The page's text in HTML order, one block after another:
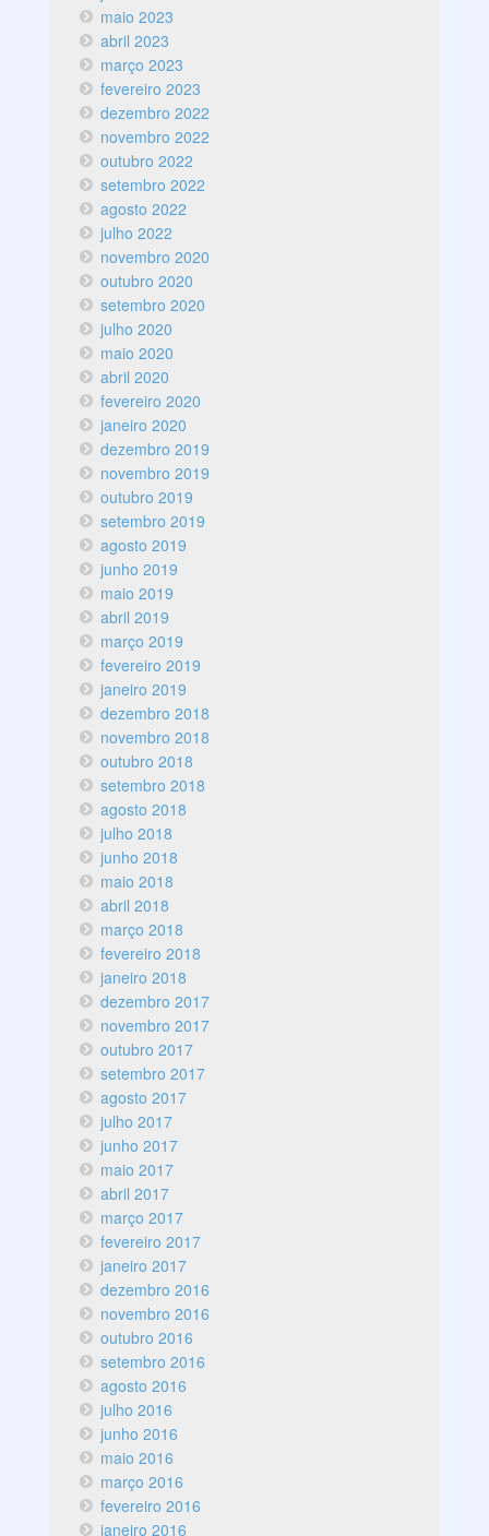
maio 2023
abril 2023
março 2023
fevereiro 2023
dezembro 2022
novembro 2022
outubro 2022
setembro 2022
agosto 2022
julho 2022
novembro 2020
outubro 2020
setembro 2020
julho 2020
maio 2020
abril 2020
fevereiro 2020
janeiro 2020
dezembro 2019
novembro 2019
outubro 2019
setembro 2019
agosto 2019
junho 2019
maio 2019
abril 2019
março 2019
fevereiro 2019
janeiro 2019
dezembro 2018
novembro 2018
outubro 2018
setembro 2018
agosto 2018
julho 2018
junho 2018
maio 2018
abril 2018
março 2018
fevereiro 2018
janeiro 2018
dezembro 2017
novembro 2017
outubro 2017
setembro 2017
agosto 2017
julho 2017
junho 2017
maio 2017
abril 2017
março 2017
fevereiro 2017
janeiro 2017
dezembro 2016
novembro 2016
outubro 2016
setembro 2016
agosto 2016
julho 2016
junho 2016
maio 2016
março 2016
fevereiro 2016
janeiro 2016